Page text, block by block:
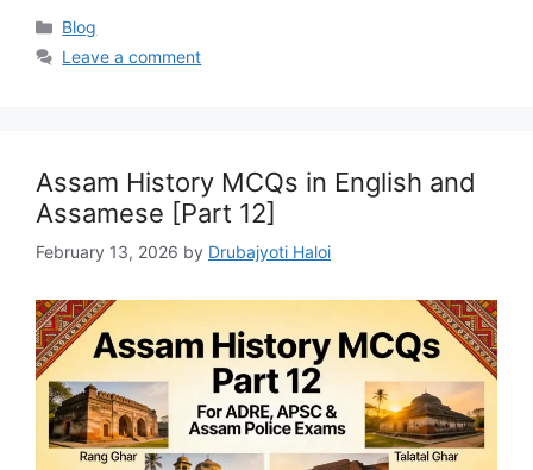
Categories
Blog
Leave a comment
Assam History MCQs in English and
Assamese [Part 12]
February 13, 2026 by Drubajyoti Haloi